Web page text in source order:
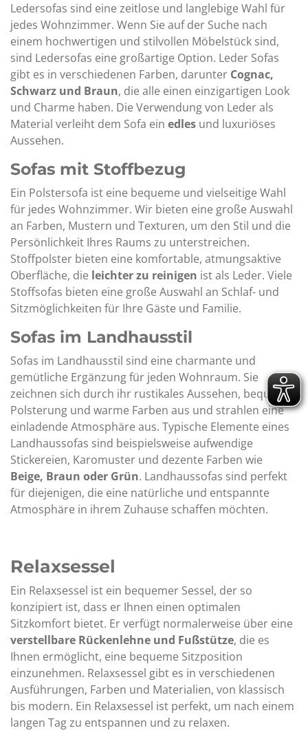
Ledersofas sind eine zeitlose und langlebige Wahl für
jedes Wohnzimmer. Wenn Sie auf der Suche nach
einem hochwertigen und stilvollen Möbelstück sind,
sind Ledersofas eine großartige Option. Leder Sofas
gibt es in verschiedenen Farben, darunter Cognac,
Schwarz und Braun, die alle einen einzigartigen Look
und Charme haben. Die Verwendung von Leder als
Material verleiht dem Sofa ein edles und luxuriöses
Aussehen.
Sofas mit Stoffbezug
Ein Polstersofa ist eine bequeme und vielseitige Wahl
für jedes Wohnzimmer. Wir bieten eine große Auswahl
an Farben, Mustern und Texturen, um den Stil und die
Persönlichkeit Ihres Raums zu unterstreichen.
Stoffpolster bieten eine komfortable, atmungsaktive
Oberfläche, die leichter zu reinigen ist als Leder. Viele
Stoffsofas bieten eine große Auswahl an Schlaf- und
Sitzmöglichkeiten für Ihre Gäste und Familie.
Sofas im Landhausstil
Sofas im Landhausstil sind eine charmante und
gemütliche Ergänzung für jeden Wohnraum. Sie
zeichnen sich durch ihr rustikales Aussehen, bequeme
Polsterung und warme Farben aus und strahlen eine
einladende Atmosphäre aus. Typische Elemente eines
Landhaussofas sind beispielsweise aufwendige
Stickereien, Karomuster und dezente Farben wie
Beige, Braun oder Grün. Landhaussofas sind perfekt
für diejenigen, die eine natürliche und entspannte
Atmosphäre in ihrem Zuhause schaffen möchten.
Relaxsessel
Ein Relaxsessel ist ein bequemer Sessel, der so
konzipiert ist, dass er Ihnen einen optimalen
Sitzkomfort bietet. Er verfügt normalerweise über eine
verstellbare Rückenlehne und Fußstütze, die es
Ihnen ermöglicht, eine bequeme Sitzposition
einzunehmen. Relaxsessel gibt es in verschiedenen
Ausführungen, Farben und Materialien, von klassisch
bis modern. Ein Relaxsessel ist perfekt, um nach einem
langen Tag zu entspannen und zu relaxen.